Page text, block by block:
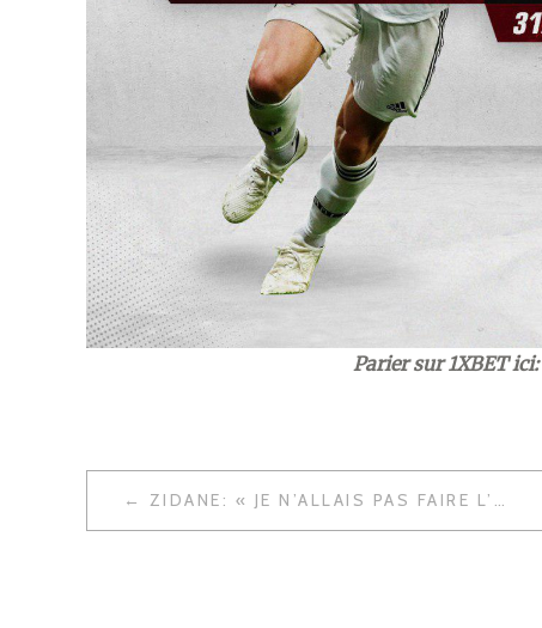
Parier sur 1XBET ici:
NAVIGATION
DE
ZIDANE: « JE N’ALLAIS PAS FAIRE L’IDIOT DANS LES BARS »